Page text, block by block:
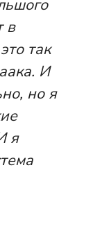
в
так
И
но я
я